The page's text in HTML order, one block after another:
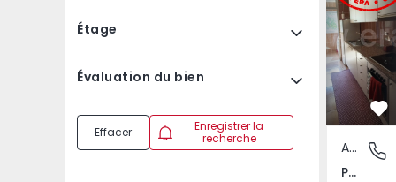
Étage
Évaluation du bien
Effacer
Enregistrer la
recherche
Appartement
Pedrouços, Porto